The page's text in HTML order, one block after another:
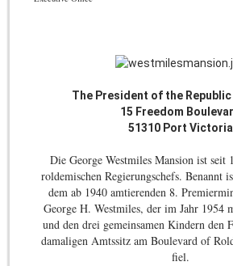
The President of the
15 Freedom
51310 Port Victoria
Die George Westmiles Mansion ist seit
roldemischen Regierungschefs. Benannt
dem ab 1940 amtierenden 8.
George H. Westmiles, der im Jahr 1954
und den drei gemeinsamen Kindern den
damaligen Amtssitz am Boulevard of
fiel.